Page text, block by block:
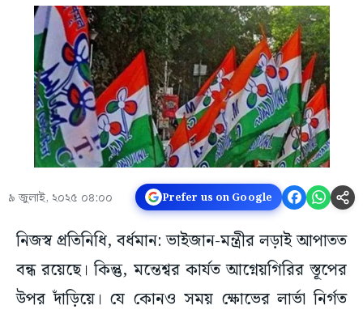
৯ জুলাই, ২০২৫ ০৪:০০ Prefer us on Google
নিজস্ব প্রতিনিধি, বর্ধমান: ভাইজান-মন্ত্রীর লড়াই আপাতত
বন্ধ রয়েছে। কিন্তু, মন্তেশ্বর কার্যত আগ্নেয়গিরির স্তূপের
উপর দাঁড়িয়ে। যে কোনও সময় ক্ষোভের লার্ভা নির্গত